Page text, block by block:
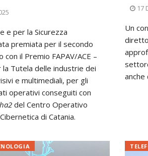
e per la Sicurezza
premiata per il secondo
con il Premio FAPAV/ACE –
la Tutela delle industrie dei
e multimediali, per gli
operativi conseguiti con
del Centro Operativo
di Catania.
17
Un
anche